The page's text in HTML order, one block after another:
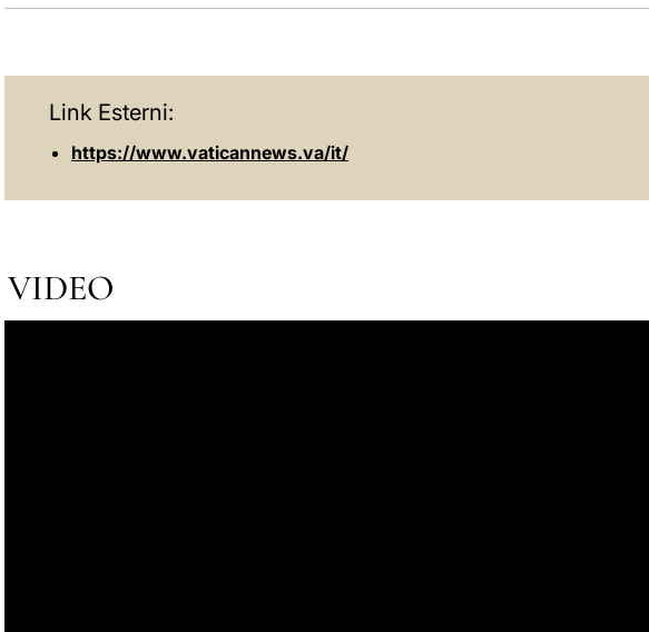
Link Esterni:
https://www.vaticannews.va/it/
VIDEO